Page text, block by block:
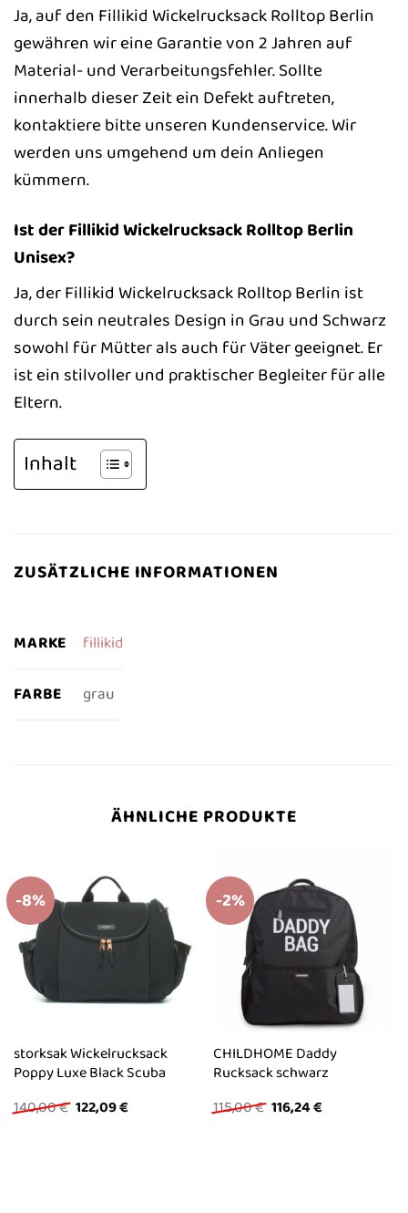
Ja, auf den Fillikid Wickelrucksack Rolltop Berlin
gewähren wir eine Garantie von 2 Jahren auf
Material- und Verarbeitungsfehler. Sollte
innerhalb dieser Zeit ein Defekt auftreten,
kontaktiere bitte unseren Kundenservice. Wir
werden uns umgehend um dein Anliegen
kümmern.
Ist der Fillikid Wickelrucksack Rolltop Berlin
Unisex?
Ja, der Fillikid Wickelrucksack Rolltop Berlin ist
durch sein neutrales Design in Grau und Schwarz
sowohl für Mütter als auch für Väter geeignet. Er
ist ein stilvoller und praktischer Begleiter für alle
Eltern.
Inhalt
ZUSÄTZLICHE INFORMATIONEN
MARKE fillikid
FARBE grau
ÄHNLICHE PRODUKTE
-8%
storksak Wickelrucksack
Poppy Luxe Black Scuba
140,00€ Ursprünglicher
Preis
122,09€Aktueller
-2%
CHILDHOME Daddy
Rucksack schwarz
115,00€ Ursprünglicher
Preis
116,24€Aktueller